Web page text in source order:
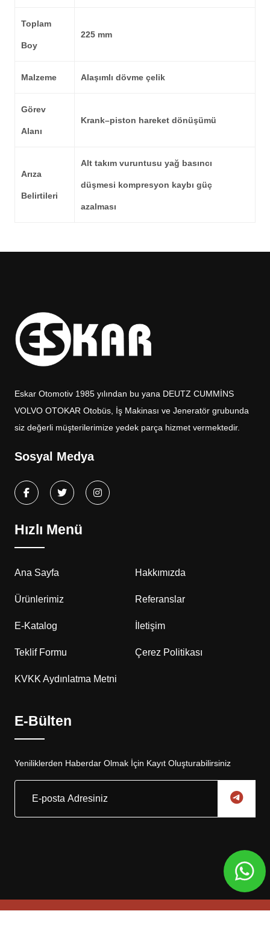
Toplam
Boy
225 mm
Malzeme Alaşımlı dövme çelik
Görev
Alanı
Krank–piston hareket dönüşümü
Arıza
Belirtileri
Alt takım vuruntusu yağ basıncı
düşmesi kompresyon kaybı güç
azalması
Eskar Otomotiv 1985 yılından bu yana DEUTZ CUMMİNS
VOLVO OTOKAR Otobüs, İş Makinası ve Jeneratör grubunda
siz değerli müşterilerimize yedek parça hizmet vermektedir.
Sosyal Medya
Hızlı Menü
Ana Sayfa Hakkımızda
Ürünlerimiz Referanslar
E-Katalog İletişim
Teklif Formu Çerez Politikası
KVKK Aydınlatma Metni
E-Bülten
Yeniliklerden Haberdar Olmak İçin Kayıt Oluşturabilirsiniz